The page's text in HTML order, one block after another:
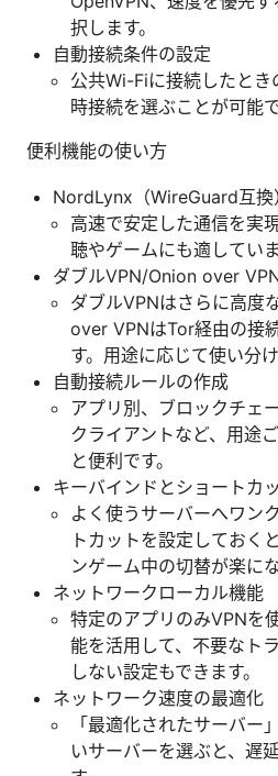
択します。
自動接続条件の設定
公共Wi-Fiに接続したと
時接続を選ぶことが可能で
便利機能の使い方
NordLynx（WireGuard互換
高速で安定した通信を実
聴やゲームにも適していま
ダブルVPN/Onion over
ダブルVPNはさらに高度
over VPNはTor経由の接
す。用途に応じて使い分け
自動接続ルールの作成
アプリ別、ブロックチェ
クライアントなど、用途
と便利です。
キーバインドとショートカ
よく使うサーバーへワン
トカットを設定しておく
ンゲーム中の切替が楽にな
ネットワークローカル機能
特定のアプリのみVPNを
能を活用して、不要なト
しない設定もできます。
ネットワーク速度の最適化
「最適化されたサーバー
いサーバーを選ぶと、遅